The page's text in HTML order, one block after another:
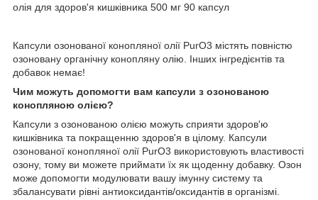
олія для здоров'я кишківника 500 мг 90 капсул
Капсули озонованої конопляної олії PurO3 містять повністю
озоновану органічну конопляну олію. Інших інгредієнтів та
добавок немає!
Чим можуть допомогти вам капсули з озонованою
конопляною олією?
Капсули з озонованою олією можуть сприяти здоров'ю
кишківника та покращенню здоров'я в цілому. Капсули
озонованої конопляної олії PurO3 використовують властивості
озону, тому ви можете приймати їх як щоденну добавку. Озон
може допомогти модулювати вашу імунну систему та
збалансувати рівні антиоксидантів/оксидантів в організмі.